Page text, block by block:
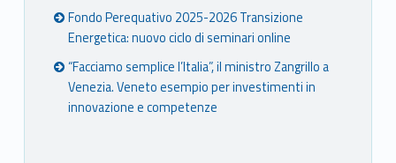
Fondo Perequativo 2025-2026 Transizione
Energetica: nuovo ciclo di seminari online
“Facciamo semplice l’Italia”, il ministro Zangrillo a
Venezia. Veneto esempio per investimenti in
innovazione e competenze